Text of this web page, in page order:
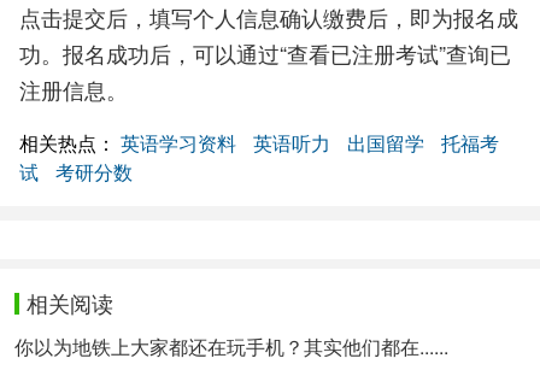
点击提交后，填写个人信息确认缴费后，即为报名成
功。报名成功后，可以通过“查看已注册考试”查询已
注册信息。
相关热点： 英语学习资料 英语听力 出国留学
托福考
试
考研分数
相关阅读
你以为地铁上大家都还在玩手机？其实他们都在......